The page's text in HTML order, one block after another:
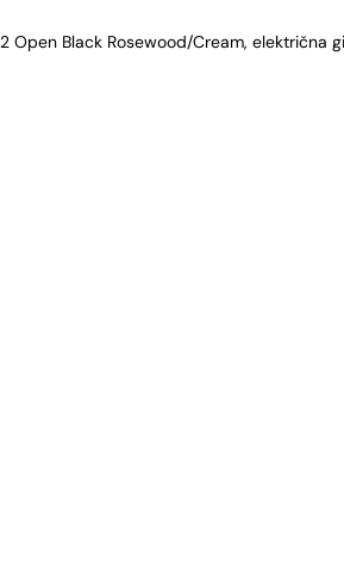
Open Black Rosewood/Cream, električna